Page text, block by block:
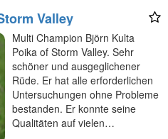
Valley
Multi Champion Björn Kulta
Poika of Storm Valley. Sehr
schöner und ausgeglichener
Rüde. Er hat alle erforderlichen
Untersuchungen ohne Probleme
bestanden. Er konnte seine
Qualitäten auf vielen…